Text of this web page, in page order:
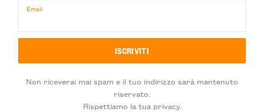
Email
Non riceverai mai spam e il tuo indirizzo sarà mantenuto
riservato.
Rispettiamo la tua privacy.